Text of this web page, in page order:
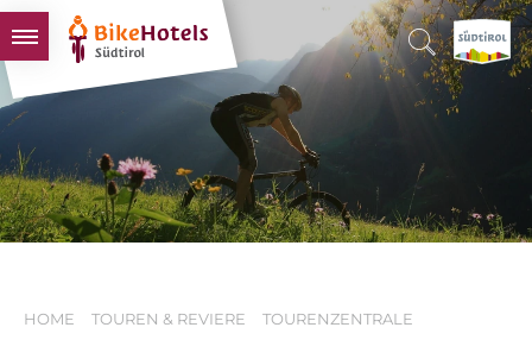
HOTELS & PAKETE
TOUREN & REVIERE
SÜDTIROL & WIR
HOME TOUREN & REVIERE TOURENZENTRALE